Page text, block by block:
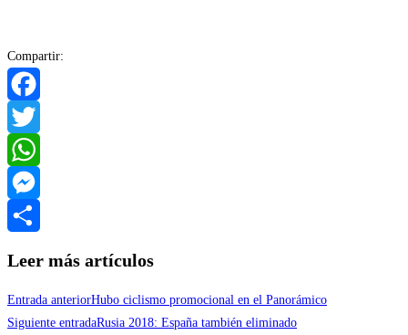
Compartir:
Facebook
Twitter
WhatsApp
Messenger
Leer más artículos
Entrada anteriorHubo ciclismo promocional en el Panorámico
Siguiente entradaRusia 2018: España también eliminado